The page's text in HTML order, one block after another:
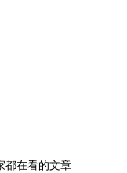
都在看的文章